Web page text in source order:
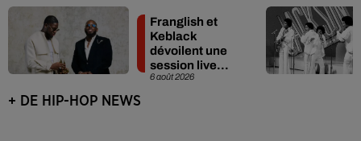
6 août 2026
Franglish et
Keblack
dévoilent une
session live
surprise
+ DE HIP-HOP NEWS